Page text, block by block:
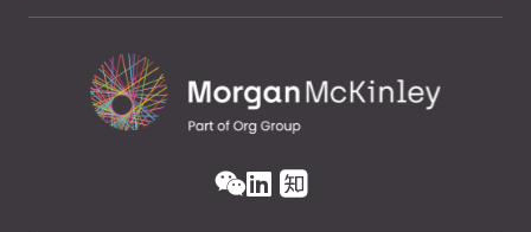
选人个人信息。
在提交信息前请确认我们的隐私授权条款
我同意必要时在中华人民共和国境外处理我
在提交信息前请确认我们的隐私授权条款
我同意与受托人共享我的个人信息，受托人